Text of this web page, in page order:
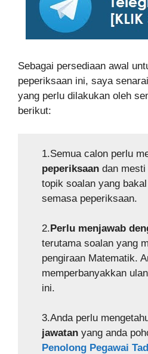
Sebagai persediaan awal
peperiksaan ini, saya
yang perlu dilakukan oleh
berikut:
1.Semua calon perlu
peperiksaan dan mesti
topik soalan yang
semasa peperiksaan.
2.Perlu menjawab
terutama soalan yang
pengiraan Matematik.
memperbanyakkan
ini.
3.Anda perlu
jawatan yang anda
Penolong Pegawai